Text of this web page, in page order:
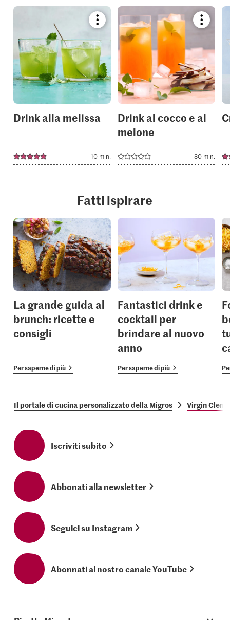
Bookmark
recipe
or
add
it
to
your
collections.
Drink alla melissa
10 min.
recipe
add
to
your
Drink al cocco e al
melone
30 min.
Fatti ispirare
La grande guida al
brunch: ricette e
consigli
Per saperne di più
Fantastici drink e
cocktail per
brindare al nuovo
anno
Per saperne di più
Il portale di cucina personalizzato della Migros Virgin
Iscriviti subito
Abbonati alla newsletter
Seguici su Instagram
Abonnati al nostro canale YouTube